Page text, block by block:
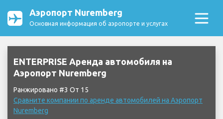
Аэропорт Nuremberg
Основная информация об аэропорте и услугах
ENTERPRISE Аренда автомобиля на
Аэропорт Nuremberg
Ранжировано #3 От 15
Сравните компании по аренде автомобилей на Аэропорт
Nuremberg